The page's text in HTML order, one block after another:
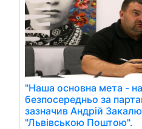
"Наша основна мета -
безпосередньо за
зазначив Андрій
"Львівською Поштою".